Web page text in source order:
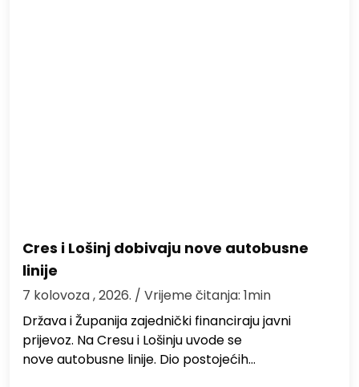
Cres i Lošinj dobivaju nove autobusne
linije
7 kolovoza , 2026. / Vrijeme čitanja: 1min
Država i Županija zajednički financiraju javni
prijevoz. Na Cresu i Lošinju uvode se
nove autobusne linije. Dio postojećih…